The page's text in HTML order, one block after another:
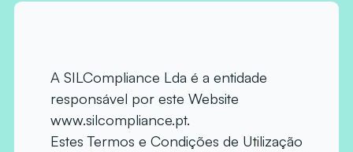
A SILCompliance Lda é a entidade
responsável por este Website
www.silcompliance.pt.
Estes Termos e Condições de Utilização